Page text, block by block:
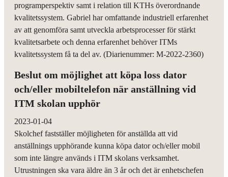
programperspektiv samt i relation till KTHs överordnande
kvalitetssystem. Gabriel har omfattande industriell erfarenhet
av att genomföra samt utveckla arbetsprocesser för stärkt
kvalitetsarbete och denna erfarenhet behöver ITMs
kvalitetssystem få ta del av. (Diarienummer: M-2022-2360)
Beslut om möjlighet att köpa loss dator
och/eller mobiltelefon när anställning vid
ITM skolan upphör
2023-01-04
Skolchef fastställer möjligheten för anställda att vid
anställnings upphörande kunna köpa dator och/eller mobil
som inte längre används i ITM skolans verksamhet.
Utrustningen ska vara äldre än 3 år och det är enhetschefen